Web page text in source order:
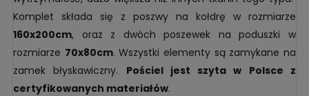
Komplet składa się z poszwy na kołdrę w rozmiarze
160x200cm, oraz z dwóch poszewek na poduszki w
rozmiarze 70x80cm. Wszystki elementy są zamykane na
zamek błyskawiczny. Pościel jest szyta w Polsce z
certyfikowanych materiałów.